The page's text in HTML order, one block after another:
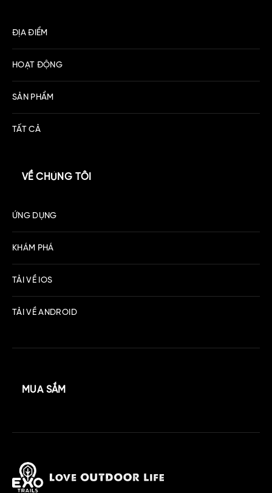
ĐỊA ĐIỂM
HOẠT ĐỘNG
SẢN PHẨM
TẤT CẢ
VỀ CHÚNG TÔI
ỨNG DỤNG
KHÁM PHÁ
TẢI VỀ IOS
TẢI VỀ ANDROID
MUA SẮM